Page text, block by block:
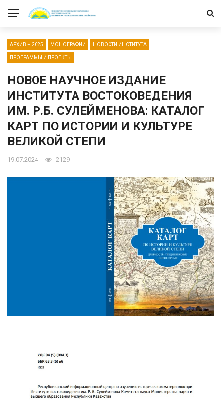
АРХИВ – 2025 МОНОГРАФИИ НОВОСТИ ИНСТИТУТА
ПРОГРАММЫ И ПРОЕКТЫ
НОВОЕ НАУЧНОЕ ИЗДАНИЕ
ИНСТИТУТА ВОСТОКОВЕДЕНИЯ
ИМ. Р.Б. СУЛЕЙМЕНОВА: КАТАЛОГ
КАРТ ПО ИСТОРИИ И КУЛЬТУРЕ
ВЕЛИКОЙ СТЕПИ
19.07.2024 2129